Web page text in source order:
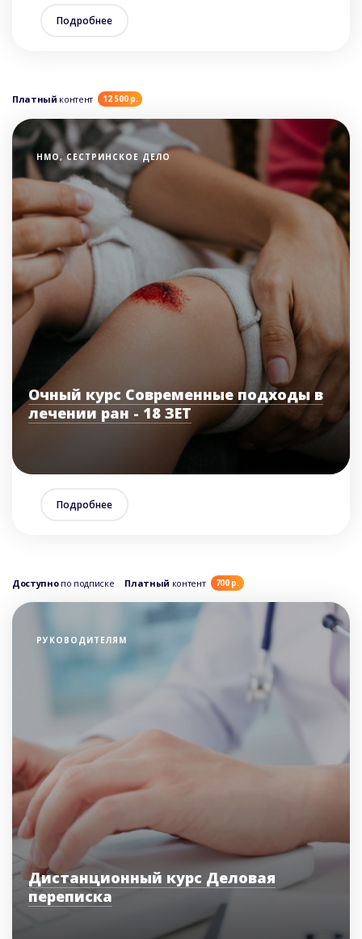
Подробнее
Платный контент 12 500 р.
НМО, СЕСТРИНСКОЕ ДЕЛО
Очный курс Современные подходы в
лечении ран - 18 ЗЕТ
Подробнее
Доступнопо подписке Платный контент 700 р.
РУКОВОДИТЕЛЯМ
Дистанционный курс Деловая
переписка